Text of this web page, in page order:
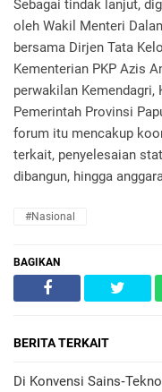
Sebagai tindak lanjut,
oleh Wakil Menteri
bersama Dirjen Tata
Kementerian PKP Azis
perwakilan Kemendagri,
Pemerintah Provinsi
forum itu mencakup
terkait, penyelesaian
dibangun, hingga
#Nasional
BAGIKAN
BERITA TERKAIT
Di Konvensi